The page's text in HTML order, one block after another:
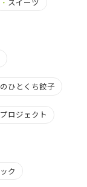
ひとくち餃子
ロジェクト
ク